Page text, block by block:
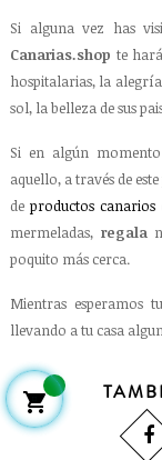
Si alguna vez has
Canarias.shop te
hospitalarias, la
sol, la belleza de sus
Si en algún
aquello, a través de
de productos canarios
mermeladas, regala
poquito más cerca.
Mientras esperamos
llevando a tu casa
